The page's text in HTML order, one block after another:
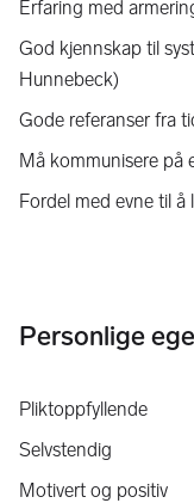
Erfaring med
God kjennskap til
Hunnebeck)
Gode referanser fra
Må kommunisere på
Fordel med evne til
Personlige
Pliktoppfyllende
Selvstendig
Motivert og positiv